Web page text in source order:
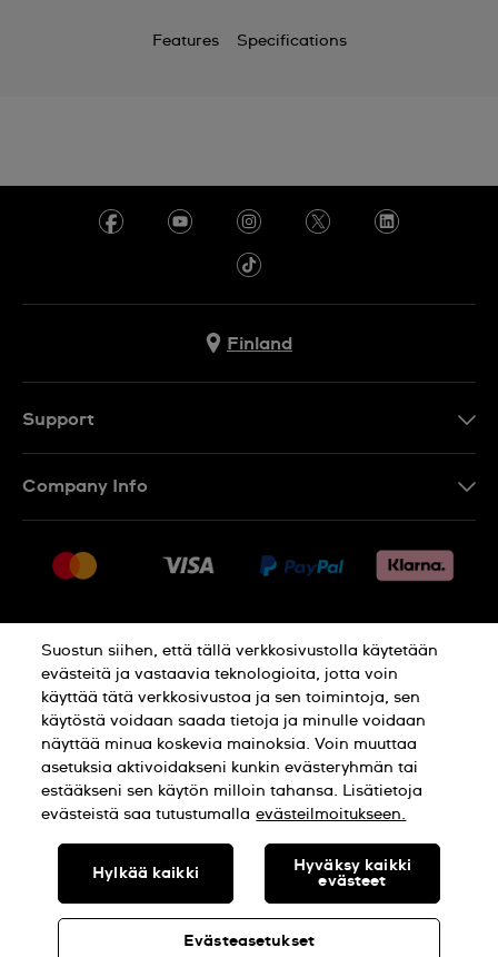
Features Specifications
Finland
Support
Palautukset
Myyntiehdot
Withdraw from contract
Company Info
Jobs
Privacy Policy Cookie Notice
Terms of use
SWISS MADE
© SWATCH AG 2026. ALL RIGHTS RESERVED: SWISS WATCHES
Suostun siihen, että tällä verkkosivustolla käytetään
evästeitä ja vastaavia teknologioita, jotta voin
käyttää tätä verkkosivustoa ja sen toimintoja, sen
käytöstä voidaan saada tietoja ja minulle voidaan
näyttää minua koskevia mainoksia. Voin muuttaa
asetuksia aktivoidakseni kunkin evästeryhmän tai
estääkseni sen käytön milloin tahansa. Lisätietoja
evästeistä saa tutustumalla evästeilmoitukseen.
Evästeasetukset
Hylkää kaikki
Hyväksy kaikki
evästeet